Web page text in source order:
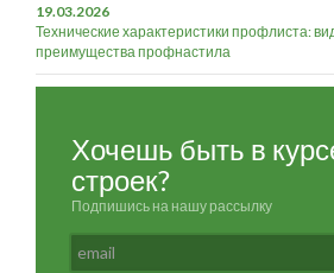
19.03.2026
Технические характеристики профлиста:
преимущества профнастила
Хочешь быть в
строек?
Подпишись на нашу рассылку